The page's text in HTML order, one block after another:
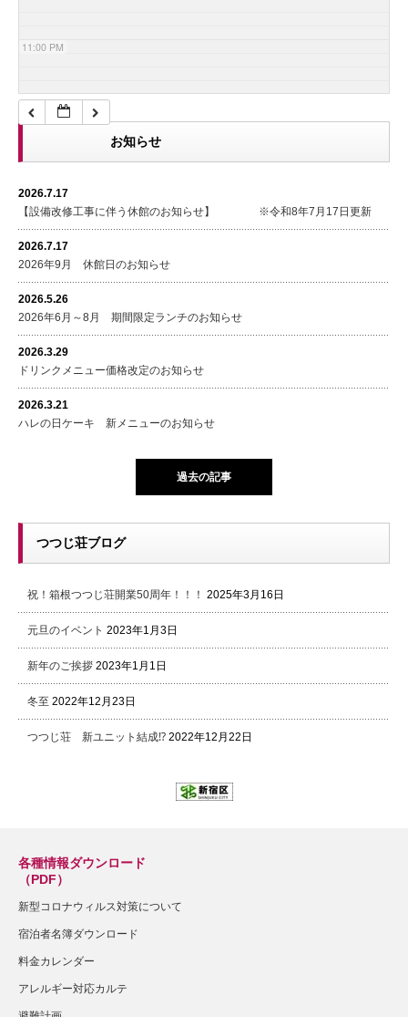
11:00 PM
お知らせ
2026.7.17
【設備改修工事に伴う休館のお知らせ】 ※令和8年7月17日更新
2026.7.17
2026年9月 休館日のお知らせ
2026.5.26
2026年6月～8月 期間限定ランチのお知らせ
2026.3.29
ドリンクメニュー価格改定のお知らせ
2026.3.21
ハレの日ケーキ 新メニューのお知らせ
過去の記事
つつじ荘ブログ
祝！箱根つつじ荘開業50周年！！！ 2025年3月16日
元旦のイベント 2023年1月3日
新年のご挨拶 2023年1月1日
冬至 2022年12月23日
つつじ荘 新ユニット結成⁉ 2022年12月22日
各種情報ダウンロード
（PDF）
新型コロナウィルス対策について
宿泊者名簿ダウンロード
料金カレンダー
アレルギー対応カルテ